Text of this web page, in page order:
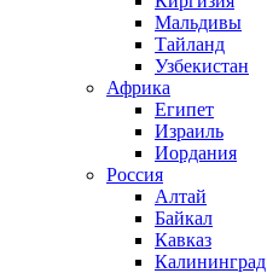
Мальдивы
Тайланд
Узбекистан
Африка
Египет
Израиль
Иордания
Россия
Алтай
Байкал
Кавказ
Калининград